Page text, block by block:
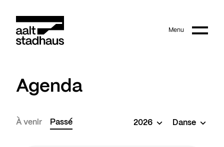
Main content Menu
Agenda
À venir Passé 2026 Danse